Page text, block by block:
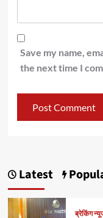
Save my name,
the next time I
Latest
ब्रेकिंग